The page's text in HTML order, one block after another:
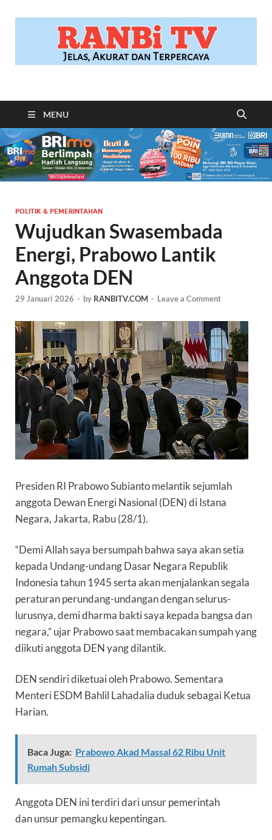
RANBITV.COM
MENU
POLITIK & PEMERINTAHAN
Wujudkan Swasembada
Energi, Prabowo Lantik
Anggota DEN
29 Januari 2026 - by RANBITV.COM - Leave a Comment
Presiden RI Prabowo Subiantomelantik sejumlah
anggota Dewan Energi Nasional (DEN) di Istana
Negara, Jakarta, Rabu (28/1).
“Demi Allah saya bersumpah bahwa saya akan setia
kepada Undang-undang Dasar Negara Republik
Indonesia tahun 1945 serta akan menjalankan segala
peraturan perundang-undangan dengan selurus-
lurusnya, demi dharma bakti saya kepada bangsa dan
negara,” ujar Prabowo saat membacakan sumpah yang
diikuti anggota DEN yang dilantik.
DEN sendiri diketuai oleh Prabowo. Sementara
Menteri ESDM Bahlil Lahadalia duduk sebagai Ketua
Harian.
Baca Juga: Prabowo Akad Massal 62 Ribu Unit
Rumah Subsidi
Anggota DEN ini terdiri dari unsur pemerintah
dan unsur pemangku kepentingan.